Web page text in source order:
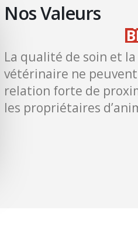
Nos Valeurs
La qualité de soin et
vétérinaire ne
relation forte de
les propriétaires